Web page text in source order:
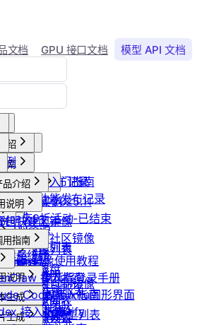
文档 GPU 接口文档
模型 API 文档
介绍
社群
推荐
等级
推荐
告
新功能发布记录
API-新功能发布记录
更新公告
夜间折扣-2025.11
国庆9折活动-已结束
绍
概览
线卡型
区介绍
南
人必看】入门指南
选择
实例
实例
数据上传
管理
私有镜像
公共模型库
墙及端口设置
实例
抢占式实例
像
发布社区镜像
已发布的社区镜像
概览
方式说明
或欠费说明
管理
规则
践
系列镜像使用教程
实例远程登录手册
VNC搭建Ubuntu图形界面
如何安装Dify
例
GPU资源
实例资源列表
实例
实例
实例
实例
自制镜像列表
自制镜像
算力平台自制镜像
社区镜像列表
平台镜像列表
储
并挂载云盘
云盘
云盘
云盘
团队
成员加入团队
品介绍
API服务
说明
包快速上手
计费逻辑
用量统计
端接入
云端服务
明
用指南
开始
说明
认证鉴权
错误码
生成
如何获取模型列表
生成
接入指南
Code 接入指南
接入指南